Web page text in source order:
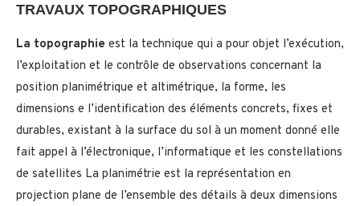
TRAVAUX TOPOGRAPHIQUES
La topographie est la technique qui a pour objet l’exécution,
l’exploitation et le contrôle de observations concernant la
position planimétrique et altimétrique, la forme, les
dimensions e l’identification des éléments concrets, fixes et
durables, existant à la surface du sol à un moment donné elle
fait appel à l’électronique, l’informatique et les constellations
de satellites La planimétrie est la représentation en
projection plane de l’ensemble des détails à deux dimensions